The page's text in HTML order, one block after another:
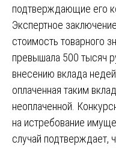
подтверждающие его
Экспертное
стоимость товарного
превышала 500 тысяч
внесению вклада
оплаченная таким
неоплаченной.
на истребование
случай подтверждает,